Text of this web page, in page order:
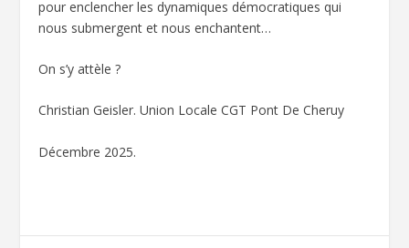
pour enclencher les dynamiques démocratiques qui
nous submergent et nous enchantent…
On s’y attèle ?
Christian Geisler. Union Locale CGT Pont De Cheruy
Décembre 2025.